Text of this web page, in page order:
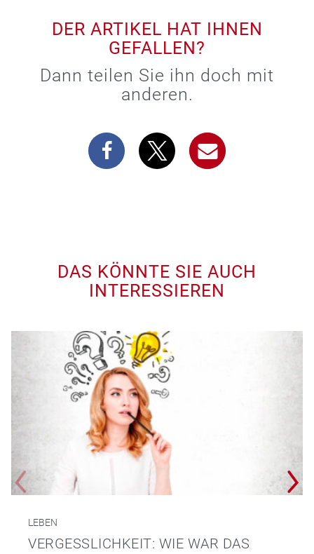
DER ARTIKEL HAT IHNEN
GEFALLEN?
Dann teilen Sie ihn doch mit
anderen.
DAS KÖNNTE SIE AUCH
INTERESSIEREN
LEBEN
VERGESSLICHKEIT: WIE WAR DAS